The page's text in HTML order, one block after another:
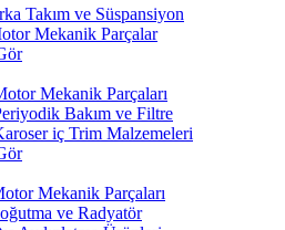
Takım ve Süspansiyon
Mekanik Parçalar
Mekanik Parçaları
Bakım ve Filtre
iç Trim Malzemeleri
Mekanik Parçaları
ve Radyatör